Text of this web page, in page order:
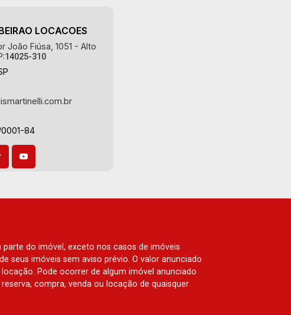
LOCACOES
João Fiúsa, 1051 - Alto
14025-310
0001-84
do imóvel, exceto nos casos de imóveis
seus imóveis sem aviso prévio. O valor anunciado
Pode ocorrer de algum imóvel anunciado
compra, venda ou locação de quaisquer